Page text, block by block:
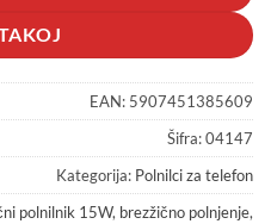
EAN: 5907451385609
Šifra:04147
Kategorija: Polnilci za telefon
polnilnik 15W, brezžično polnjenje,